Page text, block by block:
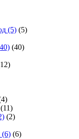
(5) (5)
(40)
(11)
(2)
(6) (6)